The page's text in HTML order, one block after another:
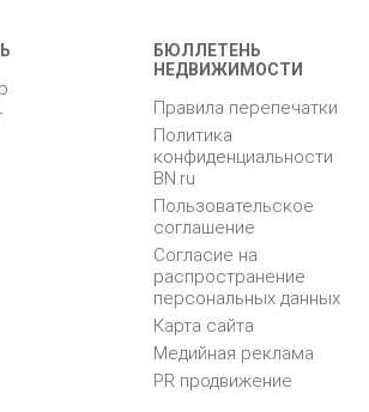
БЮЛЛЕТЕНЬ
НЕДВИЖИМОСТИ
Правила перепечатки
Политика
конфиденциальности
BN.ru
Пользовательское
соглашение
Согласие на
распространение
персональных данных
Карта сайта
Медийная реклама
PR продвижение